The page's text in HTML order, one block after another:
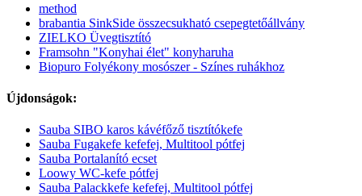
method
brabantia SinkSide összecsukható csepegtetőállvány
ZIELKO Üvegtisztító
Framsohn "Konyhai élet" konyharuha
Biopuro Folyékony mosószer - Színes ruhákhoz
Újdonságok:
Sauba SIBO karos kávéfőző tisztítókefe
Sauba Fugakefe kefefej, Multitool pótfej
Sauba Portalanító ecset
Loowy WC-kefe pótfej
Sauba Palackkefe kefefej, Multitool pótfej